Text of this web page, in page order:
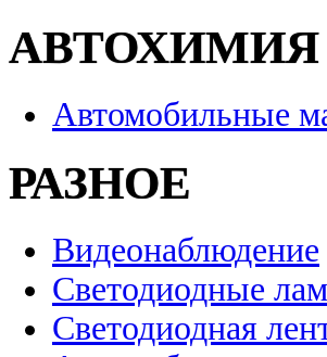
АВТОХИМИЯ
Автомобильные
РАЗНОЕ
Видеонаблюдение
Светодиодные
Светодиодная